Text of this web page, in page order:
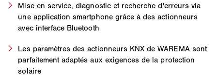
Mise en service, diagnostic et recherche d'erreurs via
une application smartphone grâce à des actionneurs
avec interface Bluetooth
Les paramètres des actionneurs KNX de WAREMA sont
parfaitement adaptés aux exigences de la protection
solaire